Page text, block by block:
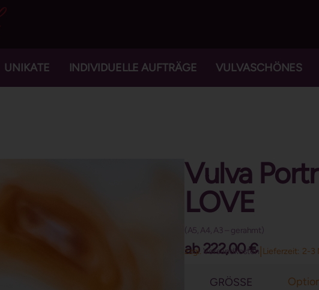
UNIKATE INDIVIDUELLE AUFTRÄGE VULVASCHÖNES
Vulva
LOVE
(A5, A4, A3 – gerahmt)
ab 222,00€
zzgl. Versandkosten Lieferzeit: 2-3
GRÖSSE